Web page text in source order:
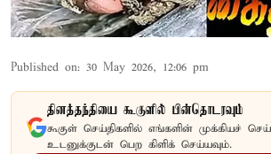
Published on: 30 May 2026, 12:06 pm
தினத்தந்தியை கூகுளில் பின்தொடரவும்
கூகுள் செய்திகளில் எங்களின் முக்கியச்
உடனுக்குடன் பெற கிளிக் செய்யவும்.